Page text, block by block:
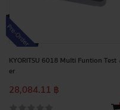
KYORITSU 6018 Multi Funtion Test
er
28,084.11 ฿